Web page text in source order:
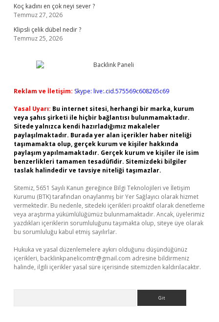
Koç kadını en çok neyi sever ?
Temmuz 27, 2026
Klipsli çelik dübel nedir ?
Temmuz 25, 2026
Reklam ve İletişim: Skype: live:.cid.575569c608265c69
Yasal Uyarı: Bu internet sitesi, herhangi bir marka, kurum
veya şahıs şirketi ile hiçbir bağlantısı bulunmamaktadır.
Sitede yalnızca kendi hazırladığımız makaleler
paylaşılmaktadır. Burada yer alan içerikler haber niteliği
taşımamakta olup, gerçek kurum ve kişiler hakkında
paylaşım yapılmamaktadır. Gerçek kurum ve kişiler ile isim
benzerlikleri tamamen tesadüfidir. Sitemizdeki bilgiler
taslak halindedir ve tavsiye niteliği taşımazlar.
Sitemiz, 5651 Sayılı Kanun gereğince Bilgi Teknolojileri ve İletişim
Kurumu (BTK) tarafından onaylanmış bir Yer Sağlayıcı olarak hizmet
vermektedir. Bu nedenle, sitedeki içerikleri proaktif olarak denetleme
veya araştırma yükümlülüğümüz bulunmamaktadır. Ancak, üyelerimiz
yazdıkları içeriklerin sorumluluğunu taşımakta olup, siteye üye olarak
bu sorumluluğu kabul etmiş sayılırlar.
Hukuka ve yasal düzenlemelere aykırı olduğunu düşündüğünüz
içerikleri, backlinkpanelicomtr@gmail.com adresine bildirmeniz
halinde, ilgili içerikler yasal süre içerisinde sitemizden kaldırılacaktır.